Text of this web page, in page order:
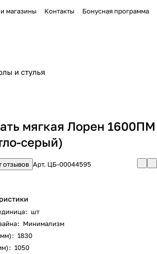
магазины Контакты Бонусная программа
и стулья
мягкая Лорен 1600ПМ
серый)
отзывов Арт. ЦБ-00044595
: шт
: Минимализм
: 1830
: 1050